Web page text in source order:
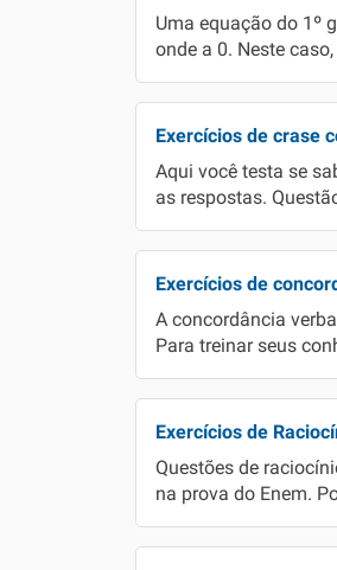
Uma equação do 1º
onde a 0. Neste
Exercícios de crase
Aqui você testa se
as respostas.
Exercícios de
A concordância
Para treinar seus
Exercícios de
Questões de
na prova do Enem.